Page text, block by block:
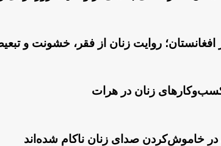
روایت زنان از فقر، خشونت و
زنان در هرات
خاموش‌کردن صدای زنان ناکام شده‌اند